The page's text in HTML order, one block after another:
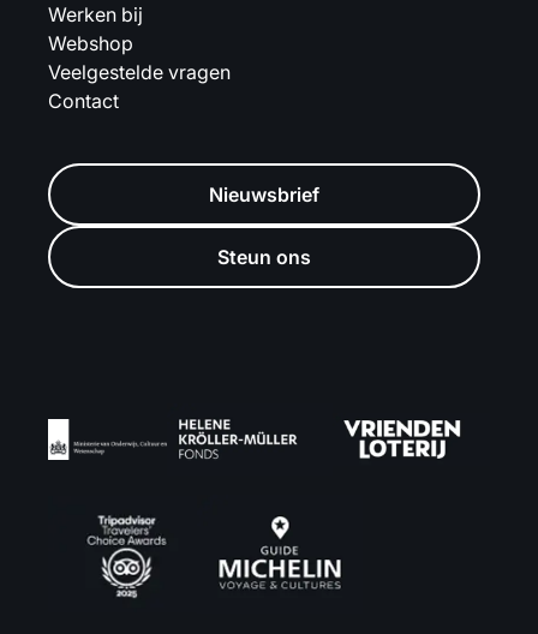
Werken bij
Webshop
Veelgestelde vragen
Contact
Nieuwsbrief
Steun ons